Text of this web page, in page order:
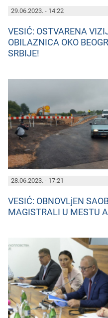
29.06.2023. - 14:22
VESIĆ: OSTVARENA
OBILAZNICA OKO
SRBIJE!
28.06.2023. - 17:21
VESIĆ: OBNOVLjEN
MAGISTRALI U MESTU